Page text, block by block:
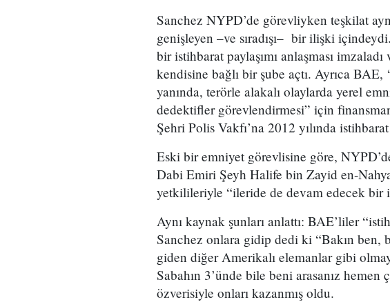
Sanchez NYPD’de görevliyken teşkilat
genişleyen –ve sıradışı– bir ilişki
bir istihbarat paylaşımı anlaşması
kendisine bağlı bir şube açtı. Ayrıca
yanında, terörle alakalı olaylarda yerel
dedektifler görevlendirmesi” için
Şehri Polis Vakfı’na 2012 yılında
Eski bir emniyet görevlisine göre,
Dabi Emiri Şeyh Halife bin Zayid en-
yetkilileriyle “ileride de devam edecek bir
Aynı kaynak şunları anlattı: BAE’liler
Sanchez onlara gidip dedi ki “Bakın ben,
giden diğer Amerikalı elemanlar gibi
Sabahın 3’ünde bile beni arasanız hemen
özverisiyle onları kazanmış oldu.